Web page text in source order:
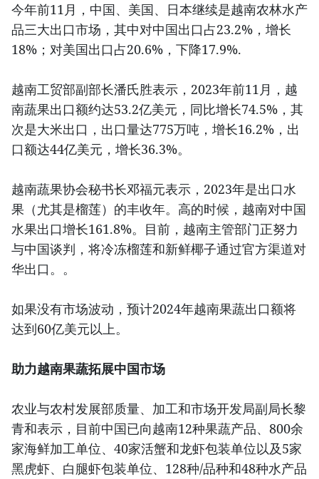
今年前11月，中国、美国、日本继续是越南农林水产
品三大出口市场，其中对中国出口占23.2%，增长
18%；对美国出口占20.6%，下降17.9%.
越南工贸部副部长潘氏胜表示，2023年前11月，越
南蔬果出口额约达53.2亿美元，同比增长74.5%，其
次是大米出口，出口量达775万吨，增长16.2%，出
口额达44亿美元，增长36.3%。
越南蔬果协会秘书长邓福元表示，2023年是出口水
果（尤其是榴莲）的丰收年。高的时候，越南对中国
水果出口增长161.8%。目前，越南主管部门正努力
与中国谈判，将冷冻榴莲和新鲜椰子通过官方渠道对
华出口。。
如果没有市场波动，预计2024年越南果蔬出口额将
达到60亿美元以上。
助力越南果蔬拓展中国市场
农业与农村发展部质量、加工和市场开发局副局长黎
青和表示，目前中国已向越南12种果蔬产品、800余
家海鲜加工单位、40家活蟹和龙虾包装单位以及5家
黑虎虾、白腿虾包装单位、128种/品种和48种水产品